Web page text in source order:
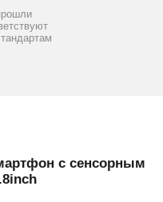
с сенсорным